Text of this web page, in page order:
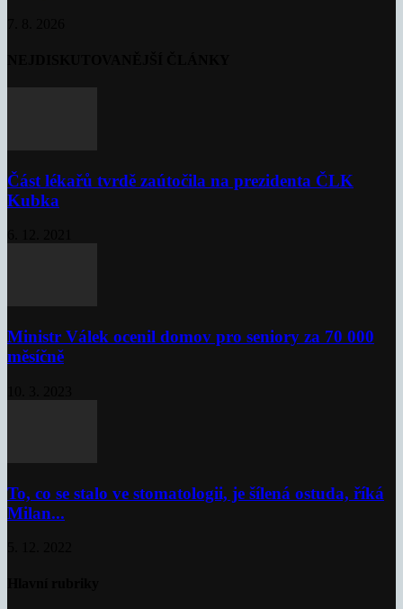
Část lékařů tvrdě zaútočila na prezidenta ČLK
Kubka
Ministr Válek ocenil domov pro seniory za 70 000
měsíčně
To, co se stalo ve stomatologii, je šílená ostuda, říká
Milan...